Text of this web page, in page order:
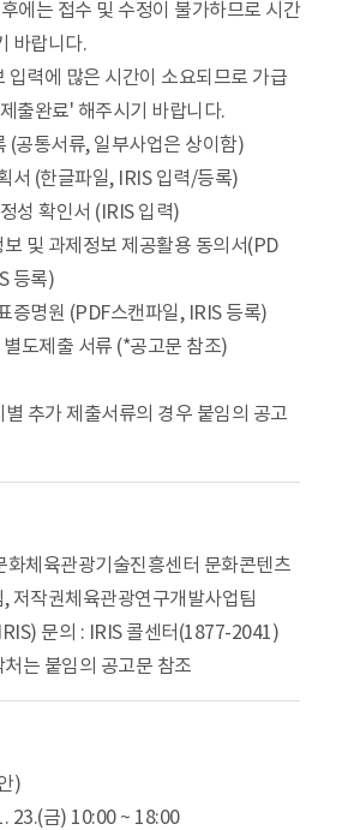
에는 접수 및 수정이 불가하므로 시간
바랍니다.
력에 많은 시간이 소요되므로 가급
출완료' 해주시기 바랍니다.
(공통서류, 일부사업은 상이함)
서 (한글파일, IRIS 입력/등록)
성 확인서 (IRIS 입력)
및 과제정보 제공활용 동의서(PD
등록)
증명원 (PDF스캔파일, IRIS 등록)
도제출 서류 (*공고문 참조)
추가 제출서류의 경우 붙임의 공고
화체육관광기술진흥센터 문화콘텐츠
저작권체육관광연구개발사업팀
문의 : IRIS 콜센터(1877-2041)
는 붙임의 공고문 참조
)
23.(금) 10:00 ~ 18:00